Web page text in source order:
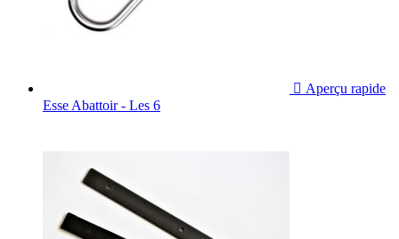
 Aperçu rapide
Esse Abattoir - Les 6